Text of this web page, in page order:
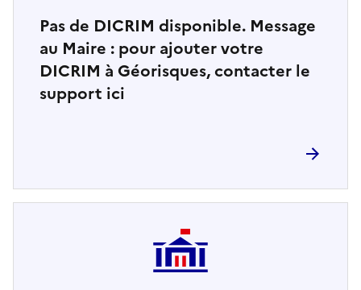
Pas de DICRIM disponible. Message
au Maire : pour ajouter votre
DICRIM à Géorisques, contacter le
support ici